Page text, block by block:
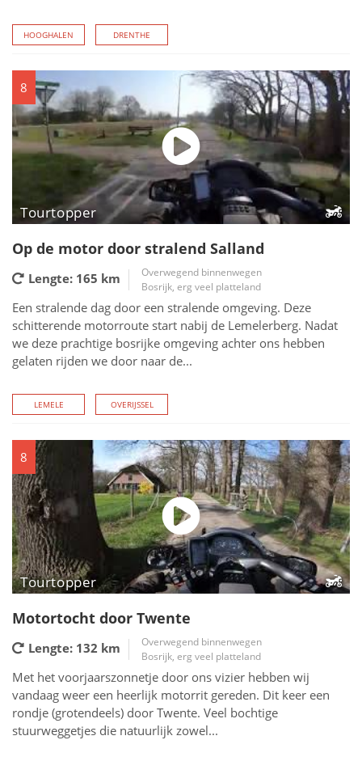
HOOGHALEN DRENTHE
8
Tourtopper
Op de motor door stralend Salland
Lengte: 165 km
Overwegend binnenwegen
Bosrijk, erg veel platteland
Een stralende dag door een stralende omgeving. Deze
schitterende motorroute start nabij de Lemelerberg. Nadat
we deze prachtige bosrijke omgeving achter ons hebben
gelaten rijden we door naar de...
LEMELE OVERIJSSEL
8
Tourtopper
Motortocht door Twente
Lengte: 132 km
Overwegend binnenwegen
Bosrijk, erg veel platteland
Met het voorjaarszonnetje door ons vizier hebben wij
vandaag weer een heerlijk motorrit gereden. Dit keer een
rondje (grotendeels) door Twente. Veel bochtige
stuurweggetjes die natuurlijk zowel...